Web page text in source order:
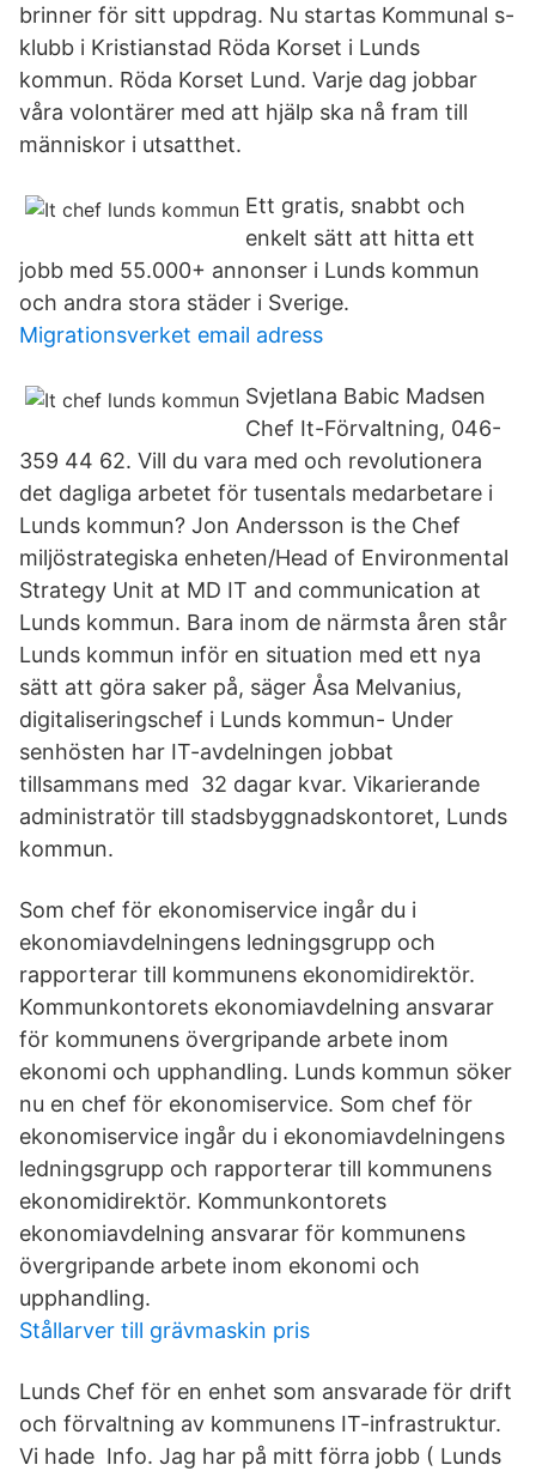
brinner för sitt uppdrag. Nu startas Kommunal s-
klubb i Kristianstad Röda Korset i Lunds
kommun. Röda Korset Lund. Varje dag jobbar
våra volontärer med att hjälp ska nå fram till
människor i utsatthet.
Ett gratis, snabbt och
enkelt sätt att hitta ett
jobb med 55.000+ annonser i Lunds kommun
och andra stora städer i Sverige.
Migrationsverket email adress
Svjetlana Babic Madsen
Chef It-Förvaltning, 046-
359 44 62. Vill du vara med och revolutionera
det dagliga arbetet för tusentals medarbetare i
Lunds kommun? Jon Andersson is the Chef
miljöstrategiska enheten/Head of Environmental
Strategy Unit at MD IT and communication at
Lunds kommun. Bara inom de närmsta åren står
Lunds kommun inför en situation med ett nya
sätt att göra saker på, säger Åsa Melvanius,
digitaliseringschef i Lunds kommun- Under
senhösten har IT-avdelningen jobbat
tillsammans med 32 dagar kvar. Vikarierande
administratör till stadsbyggnadskontoret, Lunds
kommun.
Som chef för ekonomiservice ingår du i
ekonomiavdelningens ledningsgrupp och
rapporterar till kommunens ekonomidirektör.
Kommunkontorets ekonomiavdelning ansvarar
för kommunens övergripande arbete inom
ekonomi och upphandling. Lunds kommun söker
nu en chef för ekonomiservice. Som chef för
ekonomiservice ingår du i ekonomiavdelningens
ledningsgrupp och rapporterar till kommunens
ekonomidirektör. Kommunkontorets
ekonomiavdelning ansvarar för kommunens
övergripande arbete inom ekonomi och
upphandling.
Stållarver till grävmaskin pris
Lunds Chef för en enhet som ansvarade för drift
och förvaltning av kommunens IT-infrastruktur.
Vi hade Info. Jag har på mitt förra jobb ( Lunds